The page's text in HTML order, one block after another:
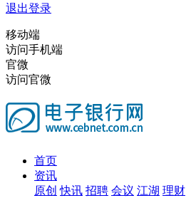
退出登录
移动端
访问手机端
官微
访问官微
首页
资讯
原创 快讯 招聘 会议 江湖 理财